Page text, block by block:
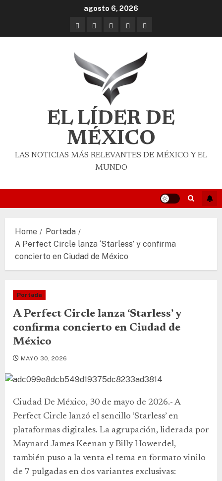
agosto 6, 2026
EL LÍDER DE
MÉXICO
LAS NOTICIAS MÁS RELEVANTES DE MÉXICO Y EL
MUNDO
Home
Portada
A Perfect Circle lanza ‘Starless’ y confirma
concierto en Ciudad de México
Portada
A Perfect Circle lanza ‘Starless’ y
confirma concierto en Ciudad de
México
MAYO 30, 2026
Ciudad De México, 30 de mayo de 2026.- A
Perfect Circle lanzó el sencillo ‘Starless’ en
plataformas digitales. La agrupación, liderada por
Maynard James Keenan y Billy Howerdel,
también puso a la venta el tema en formato vinilo
de 7 pulgadas en dos variantes exclusivas: